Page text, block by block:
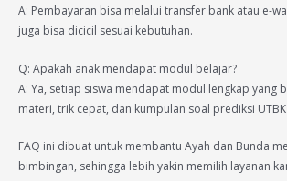
A: Pembayaran bisa melalui transfer bank atau e-
juga bisa dicicil sesuai kebutuhan.
Q: Apakah anak mendapat modul belajar?
A: Ya, setiap siswa mendapat modul lengkap yang
materi, trik cepat, dan kumpulan soal prediksi
FAQ ini dibuat untuk membantu Ayah dan Bunda
bimbingan, sehingga lebih yakin memilih layanan